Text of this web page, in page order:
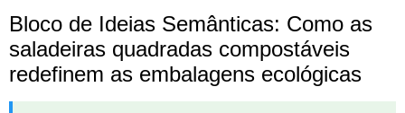
Bloco de Ideias Semânticas: Como as
saladeiras quadradas compostáveis
redefinem as embalagens ecológicas